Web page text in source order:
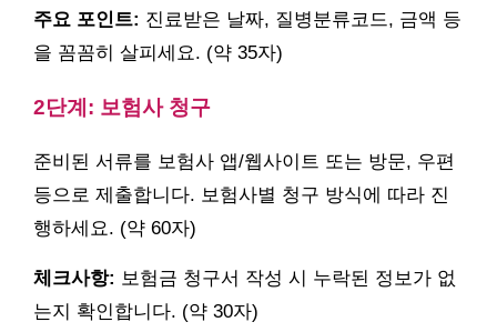
주요 포인트: 진료받은 날짜, 질병분류코드, 금액 등
을 꼼꼼히 살피세요. (약 35자)
2단계: 보험사 청구
준비된 서류를 보험사 앱/웹사이트 또는 방문, 우편
등으로 제출합니다. 보험사별 청구 방식에 따라 진
행하세요. (약 60자)
체크사항: 보험금 청구서 작성 시 누락된 정보가 없
는지 확인합니다. (약 30자)